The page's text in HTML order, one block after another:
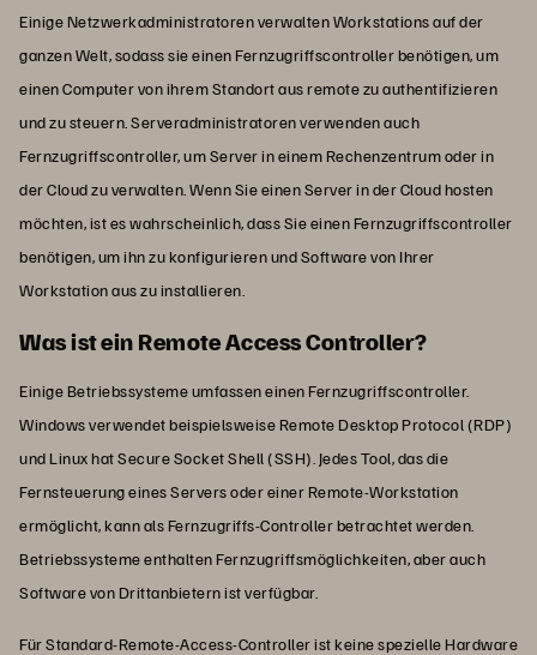
Einige Netzwerkadministratoren verwalten Workstations auf der
ganzen Welt, sodass sie einen Fernzugriffscontroller benötigen, um
einen Computer von ihrem Standort aus remote zu authentifizieren
und zu steuern. Serveradministratoren verwenden auch
Fernzugriffscontroller, um Server in einem Rechenzentrum oder in
der Cloud zu verwalten. Wenn Sie einen Server in der Cloud hosten
möchten, ist es wahrscheinlich, dass Sie einen Fernzugriffscontroller
benötigen, um ihn zu konfigurieren und Software von Ihrer
Workstation aus zu installieren.
Was ist ein Remote Access Controller?
Einige Betriebssysteme umfassen einen Fernzugriffscontroller.
Windows verwendet beispielsweise Remote Desktop Protocol (RDP)
und Linux hat Secure Socket Shell (SSH). Jedes Tool, das die
Fernsteuerung eines Servers oder einer Remote-Workstation
ermöglicht, kann als Fernzugriffs-Controller betrachtet werden.
Betriebssysteme enthalten Fernzugriffsmöglichkeiten, aber auch
Software von Drittanbietern ist verfügbar.
Für Standard-Remote-Access-Controller ist keine spezielle Hardware